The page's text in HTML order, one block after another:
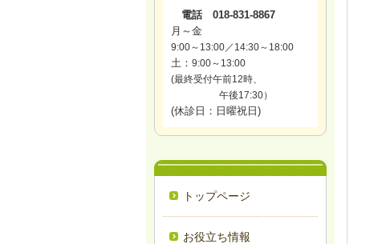
電話 018-831-8867
月～金
9:00～13:00／14:30～18:00
土： 9:00～13:00
(最終受付午前12時、
午後17:30）
(休診日：日曜祝日)
トップページ
お役立ち情報